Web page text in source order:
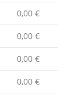
0,00 €
0,00 €
0,00 €
0,00 €